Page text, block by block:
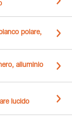
polare,
alluminio
lucido